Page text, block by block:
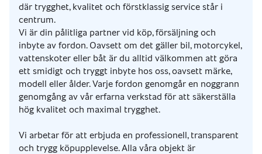
där trygghet, kvalitet och förstklassig service står i
centrum.
Vi är din pålitliga partner vid köp, försäljning och
inbyte av fordon. Oavsett om det gäller bil, motorcykel,
vattenskoter eller båt är du alltid välkommen att göra
ett smidigt och tryggt inbyte hos oss, oavsett märke,
modell eller ålder. Varje fordon genomgår en noggrann
genomgång av vår erfarna verkstad för att säkerställa
hög kvalitet och maximal trygghet.
Vi arbetar för att erbjuda en professionell, transparent
och trygg köpupplevelse. Alla våra objekt är